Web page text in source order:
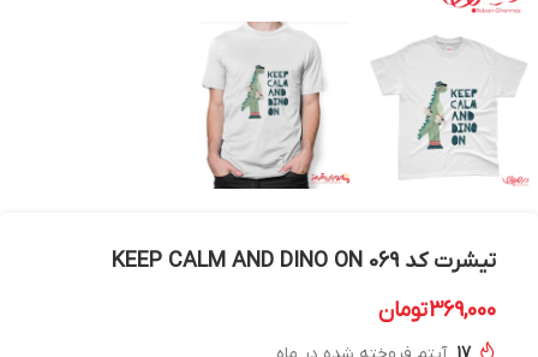
تیشرت کد 069 KEEP CALM AND DINO ON
369,000تومان